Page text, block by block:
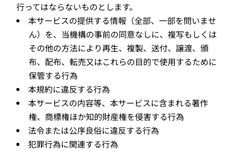
行ってはならないものとします。
本サービスの提供する情報（全部、一部を問いませ
ん）を、当機構の事前の同意なしに、複写もしくは
その他の方法により再生、複製、送付、譲渡、頒
布、配布、転売又はこれらの目的で使用するために
保管する行為
本規約に違反する行為
本サービスの内容等、本サービスに含まれる著作
権、商標権ほか知的財産権を侵害する行為
法令または公序良俗に違反する行為
犯罪行為に関連する行為